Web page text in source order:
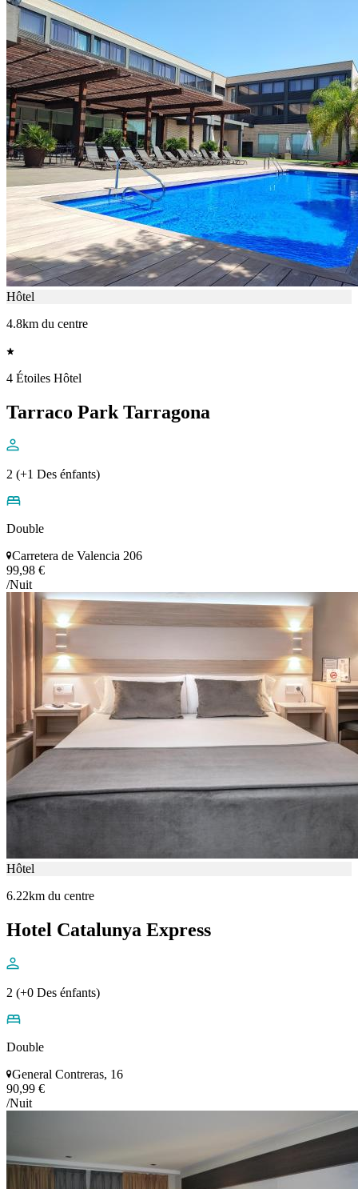
Hôtel
4.8km du centre
4 Étoiles Hôtel
Tarraco Park Tarragona
2 (+1 Des énfants)
Double
Carretera de Valencia 206
99,98 €
/Nuit
Hôtel
6.22km du centre
Hotel Catalunya Express
2 (+0 Des énfants)
Double
General Contreras, 16
90,99 €
/Nuit